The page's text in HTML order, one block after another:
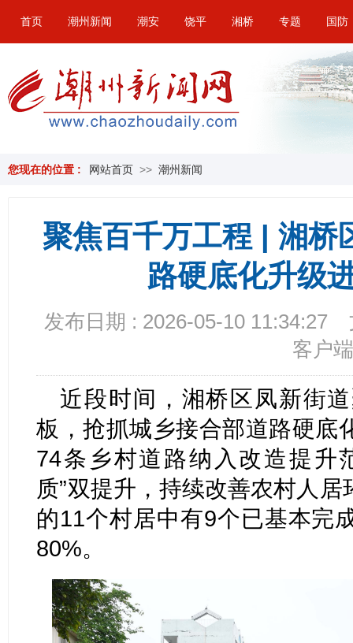
首页 潮州新闻 潮安 饶平 湘桥 专题 国防
您现在的位置 : 网站首页 >> 潮州新闻
聚焦百千万工程 | 湘桥
路硬底化升级
发布日期 : 2026-05-10 11:34:27
客户端
近段时间，湘桥区凤新街
板，抢抓城乡接合部道路硬底
74条乡村道路纳入改造提升
质”双提升，持续改善农村人
的11个村居中有9个已基本完
80%。